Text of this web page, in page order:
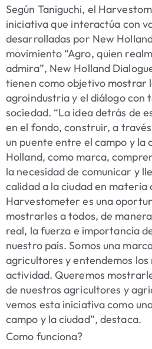
Según Taniguchi, el
iniciativa que interactúa con
desarrolladas por New
movimiento “Agro, quien
admira”, New Holland
tienen como objetivo mostrar
agroindustria y el diálogo con
sociedad. “La idea detrás de
en el fondo, construir, a
un puente entre el campo y la
Holland, como marca,
la necesidad de comunicar y
calidad a la ciudad en materia
Harvestometer es una
mostrarles a todos, de
real, la fuerza e importancia
nuestro país. Somos una
agricultores y entendemos
actividad. Queremos
de nuestros agricultores y
vemos esta iniciativa como
campo y la ciudad”, destaca.
Como funciona?